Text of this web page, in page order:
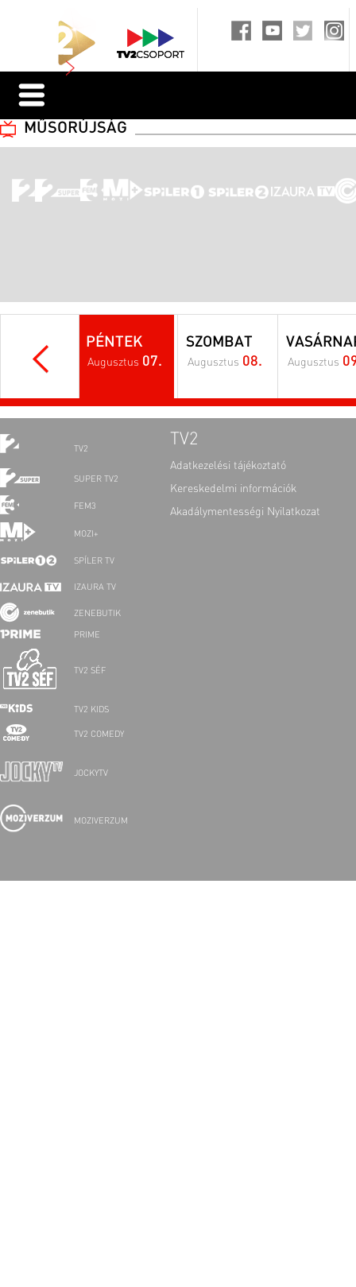
MŰSORÚJSÁG
PÉNTEK
Augusztus 07.
SZOMBAT
Augusztus 08. Augusztus
TV2
SUPER TV2
FEM3
MOZI+
SPÍLER TV
IZAURA TV
ZENEBUTIK
PRIME
TV2 SÉF
TV2 KIDS
TV2 COMEDY
JOCKYTV
MOZIVERZUM
TV2
Adatkezelési tájékoztató
Kereskedelmi információk
Akadálymentességi Nyilatkozat